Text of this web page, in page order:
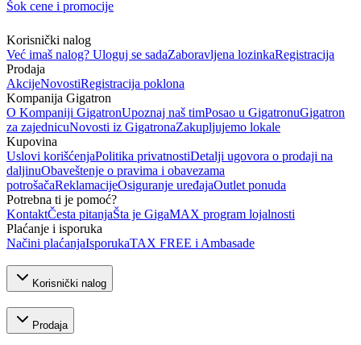
Šok cene i promocije
Korisnički nalog
Već imaš nalog? Uloguj se sadaZaboravljena lozinkaRegistracija
Prodaja
AkcijeNovostiRegistracija poklona
Kompanija Gigatron
O Kompaniji GigatronUpoznaj naš timPosao u GigatronuGigatron
za zajednicuNovosti iz GigatronaZakupljujemo lokale
Kupovina
Uslovi korišćenjaPolitika privatnostiDetalji ugovora o prodaji na
daljinuObaveštenje o pravima i obavezama
potrošačaReklamacijeOsiguranje uređajaOutlet ponuda
Potrebna ti je pomoć?
KontaktČesta pitanjaŠta je GigaMAX program lojalnosti
Plaćanje i isporuka
Načini plaćanjaIsporukaTAX FREE i Ambasade
Korisnički nalog
Prodaja